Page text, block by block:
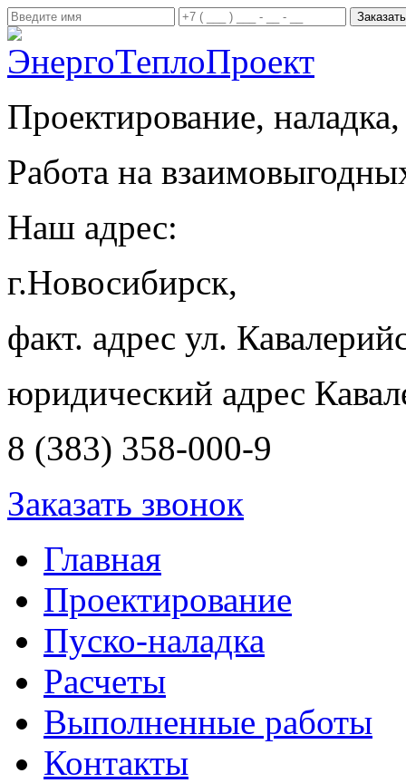
Проектирование, наладка,
Работа на
Наш адрес:
г.Новосибирск,
факт. адрес ул.
юридический адрес
8 (383) 358-000-9
Заказать звонок
Главная
Проектирование
Пуско-наладка
Расчеты
Выполненные работы
Контакты